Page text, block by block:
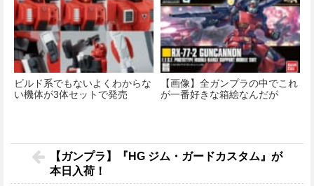
ビルド系でもないよくわからな
い機体が3体セットで発売
【画像】全ガンプラの中でこれ
が一番好きな箱絵なんだが
【ガンプラ】『HG ジム・ガードカスタム』が
本日入荷！